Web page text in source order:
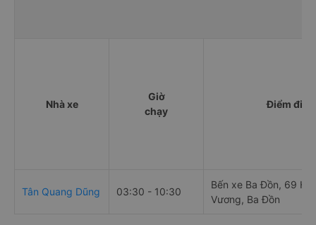
Nhà xe
Giờ
chạy
Điểm đi
Tân Quang Dũng 03:30 - 10:30
Bến xe Ba Đồn, 69
Vương, Ba Đồn